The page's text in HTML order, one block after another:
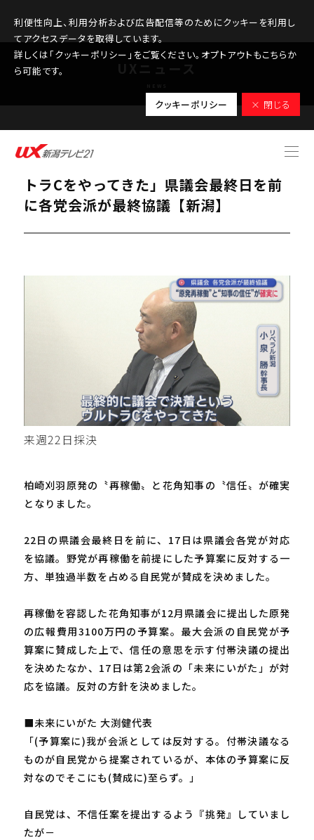
利便性向上、利用分析および広告配信等のためにクッキーを利用し
てアクセスデータを取得しています。
詳しくは「クッキーポリシー」をご覧ください。オプトアウトもこちらか
ら可能です。
クッキーポリシー × 閉じる
2025.12.17
原発再稼働と知事の信任が確実に「ウル
トラCをやってきた」県議会最終日を前
に各党会派が最終協議【新潟】
来週22日採決
柏崎刈羽原発の〝再稼働〟と花角知事の〝信任〟が確実
となりました。
22日の県議会最終日を前に、17日は県議会各党が対応
を協議。野党が再稼働を前提にした予算案に反対する一
方、単独過半数を占める自民党が賛成を決めました。
再稼働を容認した花角知事が12月県議会に提出した原発
の広報費用3100万円の予算案。最大会派の自民党が予
算案に賛成した上で、信任の意思を示す付帯決議の提出
を決めたなか、17日は第2会派の「未来にいがた」が対
応を協議。反対の方針を決めました。
■未来にいがた 大渕健代表
「(予算案に)我が会派としては反対する。付帯決議なる
ものが自民党から提案されているが、本体の予算案に反
対なのでそこにも(賛成に)至らず。」
自民党は、不信任案を提出するよう『挑発』していまし
たが－